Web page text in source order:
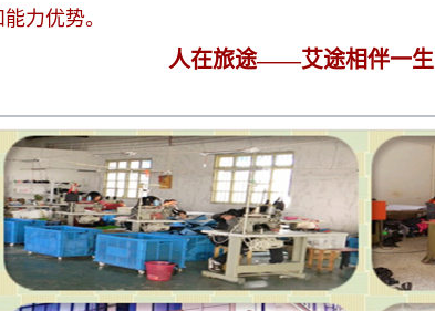
力优势。
人在旅途——艾途相伴一生